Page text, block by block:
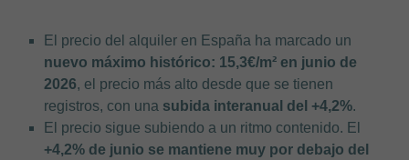
El precio del alquiler en España ha marcado un
nuevo máximo histórico: 15,3€/m² en junio de
2026, el precio más alto desde que se tienen
registros, con una subida interanual del +4,2%.
El precio sigue subiendo a un ritmo contenido. El
+4,2% de junio se mantiene muy por debajo del